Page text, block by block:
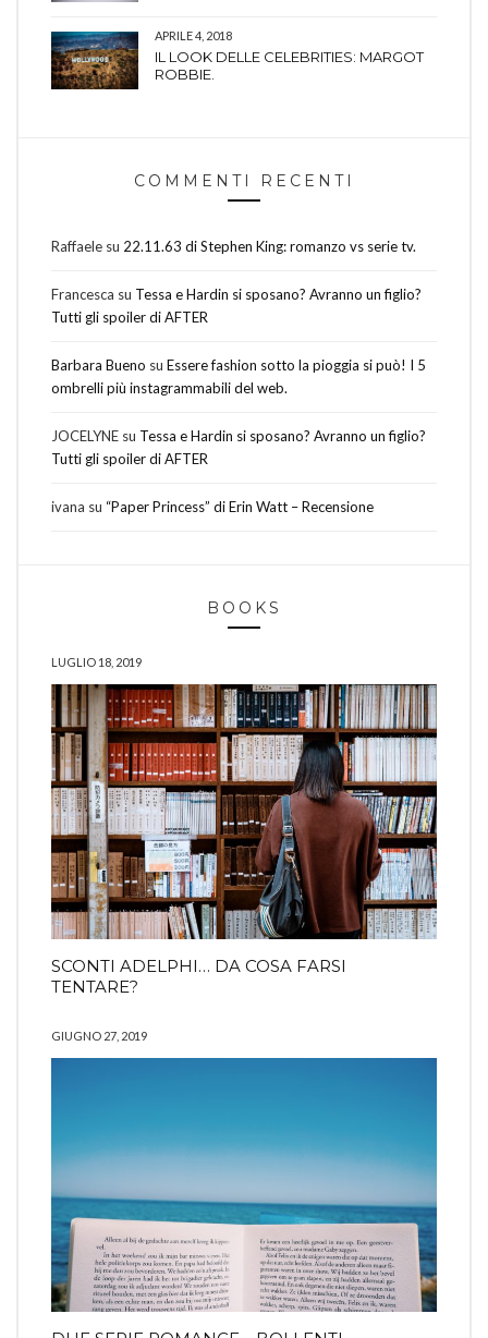
APRILE 4, 2018
IL LOOK DELLE CELEBRITIES: MARGOT
ROBBIE.
COMMENTI RECENTI
Raffaele su 22.11.63 di Stephen King: romanzo vs serie tv.
Francesca su Tessa e Hardin si sposano? Avranno un figlio?
Tutti gli spoiler di AFTER
Barbara Bueno su Essere fashion sotto la pioggia si può! I 5
ombrelli più instagrammabili del web.
JOCELYNE su Tessa e Hardin si sposano? Avranno un figlio?
Tutti gli spoiler di AFTER
ivana su “Paper Princess” di Erin Watt – Recensione
BOOKS
LUGLIO 18, 2019
SCONTI ADELPHI… DA COSA FARSI
TENTARE?
GIUGNO 27, 2019